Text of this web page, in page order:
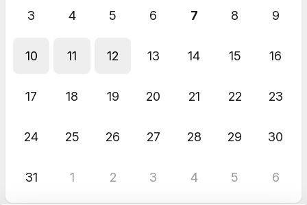
3 4 5 6 7 8 9
10 11 12 13 14 15 16
17 18 19 20 21 22 23
24 25 26 27 28 29 30
31 1 2 3 4 5 6